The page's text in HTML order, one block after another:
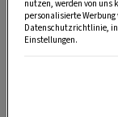
nutzen, werden von uns
personalisierte
Datenschutzrichtlinie,
Einstellungen.